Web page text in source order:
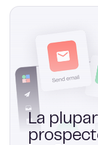
La